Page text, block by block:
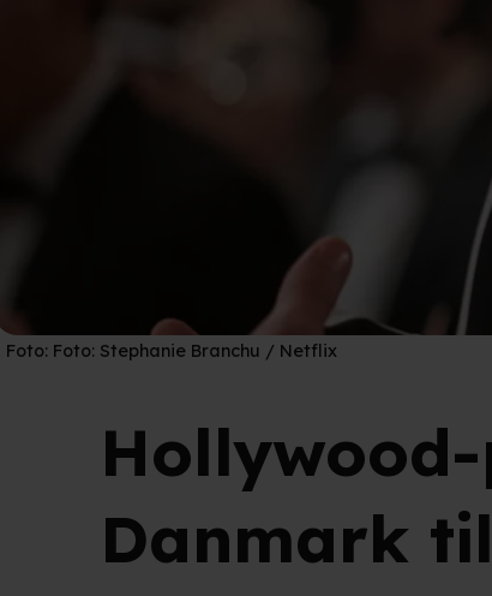
Foto: Foto: Stephanie Branchu / Netflix
Danmark